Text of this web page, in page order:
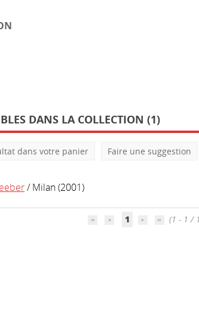
DANS LA COLLECTION (1)
dans votre panier Faire une suggestion
/ Milan (2001)
1 (1 - 1 /